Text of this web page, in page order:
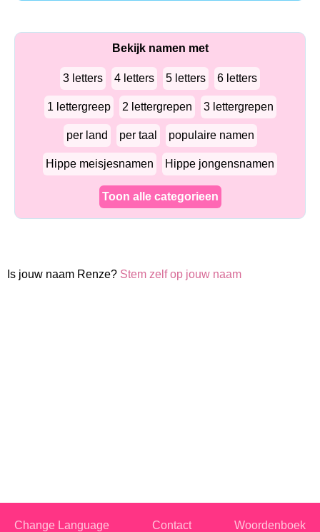
Bekijk namen met
3 letters 4 letters 5 letters 6 letters
1 lettergreep 2 lettergrepen 3 lettergrepen
per land per taal populaire namen
Hippe meisjesnamen Hippe jongensnamen
Toon alle categorieen
Is jouw naam Renze? Stem zelf op jouw naam
Change Language Contact Woordenboek